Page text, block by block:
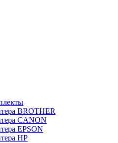
BROTHER
CANON
EPSON
HP